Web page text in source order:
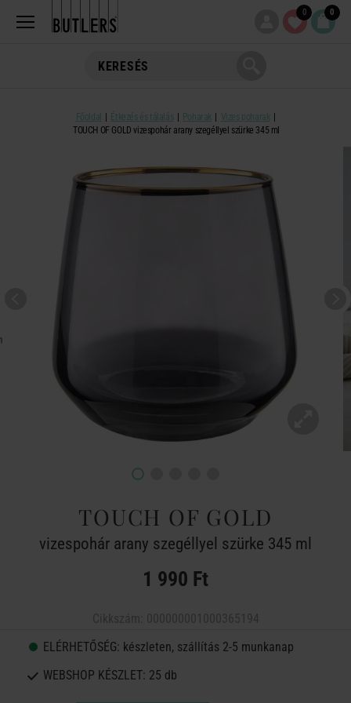
0 0
Főoldal Étkezés és tálalás Poharak
Vizes poharak
TOUCH OF GOLD vizespohár arany szegéllyel szürke 345 ml
TOUCH OF GOLD
vizespohár arany szegéllyel szürke 345 ml
1 990 Ft
ELÉRHETŐSÉG: készleten, szállítás 2-5 munkanap
WEBSHOP KÉSZLET: 25 db